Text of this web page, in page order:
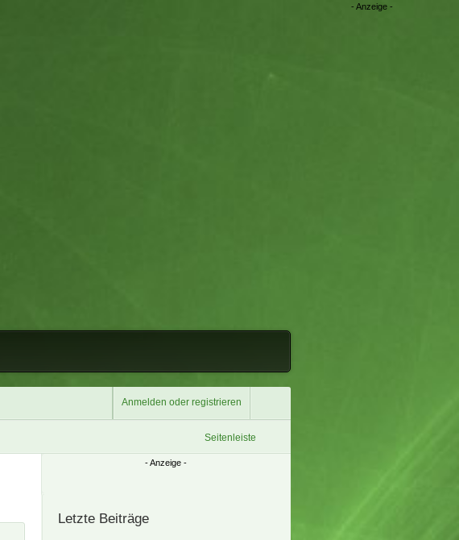
Anmelden oder registrieren
Seitenleiste